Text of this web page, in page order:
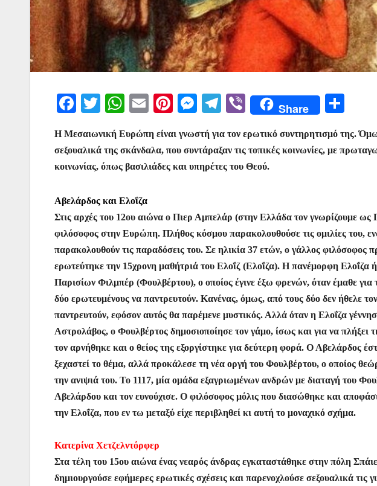
F
c
e
o
o
k
T
itt
er
W
at
s
p
p
E
ai
l
Pi
er
e
M
s
s
g
er
T
e
gr
Vi
b
er
Share
ρ
α
ίτ
ε
Η Μεσαιωνική Ευρώπη είναι γνωστή για τον ερωτικό συντηρητισμό της.
σεξουαλικά της σκάνδαλα, που συντάραξαν τις τοπικές κοινωνίες, με
κοινωνίας, όπως βασιλιάδες και υπηρέτες του Θεού.
Αβελάρδος και Ελοΐζα
Στις αρχές του 12ου αιώνα ο Πιερ Αμπελάρ (στην Ελλάδα τον γνωρίζουμε
φιλόσοφος στην Ευρώπη. Πλήθος κόσμου παρακολουθούσε τις ομιλίες του,
παρακολουθούν τις παραδόσεις του. Σε ηλικία 37 ετών, ο γάλλος φιλόσοφος
ερωτεύτηκε την 15χρονη μαθήτριά του Ελοΐζ (Ελοΐζα). Η πανέμορφη Ελοΐζα
Παρισίων Φιλμπέρ (Φουλβέρτου), ο οποίος έγινε έξω φρενών, όταν έμαθε για
δύο ερωτευμένους να παντρευτούν. Κανένας, όμως, από τους δύο δεν ήθελε
παντρευτούν, εφόσον αυτός θα παρέμενε μυστικός. Αλλά όταν η Ελοΐζα
Αστρολάβος, ο Φουλβέρτος δημοσιοποίησε τον γάμο, ίσως και για να
τον αρνήθηκε και ο θείος της εξοργίστηκε για δεύτερη φορά. Ο Αβελάρδος
ξεχαστεί το θέμα, αλλά προκάλεσε τη νέα οργή του Φουλβέρτου, ο οποίος
την ανιψιά του. Το 1117, μία ομάδα εξαγριωμένων ανδρών με διαταγή του
Αβελάρδου και τον ευνούχισε. Ο φιλόσοφος μόλις που διασώθηκε και
την Ελοΐζα, που εν τω μεταξύ είχε περιβληθεί κι αυτή το μοναχικό σχήμα.
Κατερίνα Χετζελντόρφερ
Στα τέλη του 15ου αιώνα ένας νεαρός άνδρας εγκαταστάθηκε στην πόλη
δημιουργούσε εφήμερες ερωτικές σχέσεις και παρενοχλούσε σεξουαλικά τις